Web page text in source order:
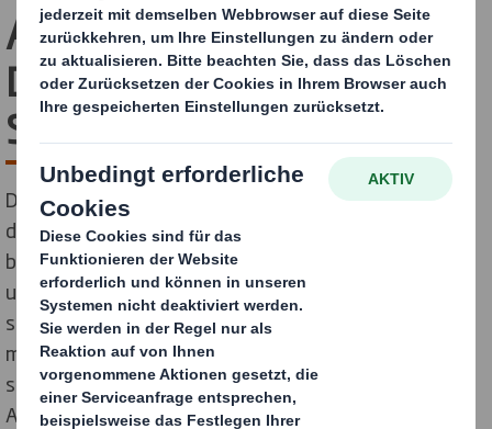
Anpacken. Durchstarten.
Deine Karriere bei DS
Smith
Du stehst kurz vor deinem Schulabschluss und fragst
dich, wie es für dich weitergehen soll? Oder hast du
bereits eine Ausbildung oder ein Studium begonnen
und dann abgebrochen? Warst du in einem freiwilligen
sozialen Jahr, hast die Welt bereist oder dich einfach
mal ausgeruht? Ganz egal, an welchem Punkt du
stehst: Du bist hier, weil du nach einer passenden
Ausbildung suchst. Genau hier wirst du fündig.